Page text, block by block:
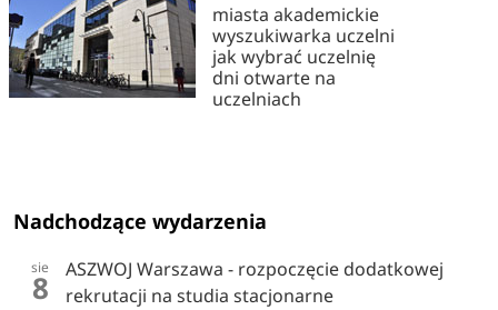
miasta akademickie
wyszukiwarka uczelni
jak wybrać uczelnię
dni otwarte na
uczelniach
Nadchodzące wydarzenia
sie
8
ASZWOJ Warszawa - rozpoczęcie dodatkowej
rekrutacji na studia stacjonarne